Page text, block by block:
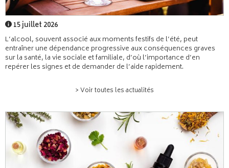
15 juillet 2026
L’alcool, souvent associé aux moments festifs de l’été, peut
entraîner une dépendance progressive aux conséquences graves
sur la santé, la vie sociale et familiale, d’où l’importance d’en
repérer les signes et de demander de l’aide rapidement.
> Voir toutes les actualités